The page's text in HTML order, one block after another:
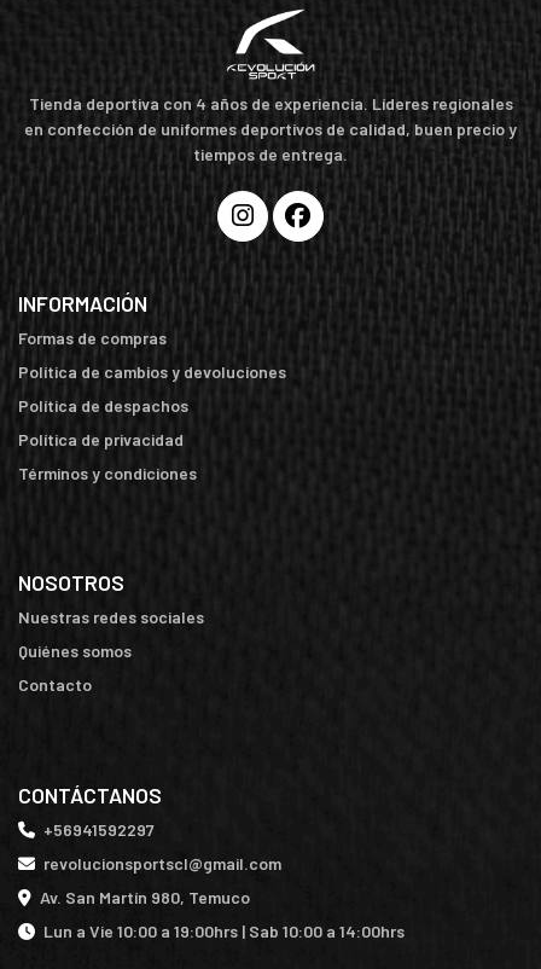
Tienda deportiva con 4 años de experiencia. Líderes regionales
en confección de uniformes deportivos de calidad, buen precio y
tiempos de entrega.
INFORMACIÓN
Formas de compras
Política de cambios y devoluciones
Política de despachos
Política de privacidad
Términos y condiciones
NOSOTROS
Nuestras redes sociales
Quiénes somos
Contacto
CONTÁCTANOS
+56941592297
revolucionsportscl@gmail.com
Av. San Martín 980, Temuco
Lun a Vie 10:00 a 19:00hrs | Sab 10:00 a 14:00hrs